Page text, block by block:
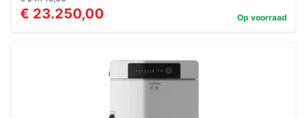
€ 23.250,00 Op voorraad